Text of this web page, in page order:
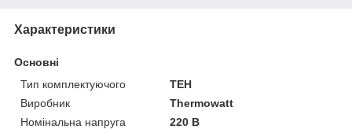
Характеристики
Основні
Тип комплектуючого
ТЕН
Виробник
Thermowatt
Номінальна напруга
220 В